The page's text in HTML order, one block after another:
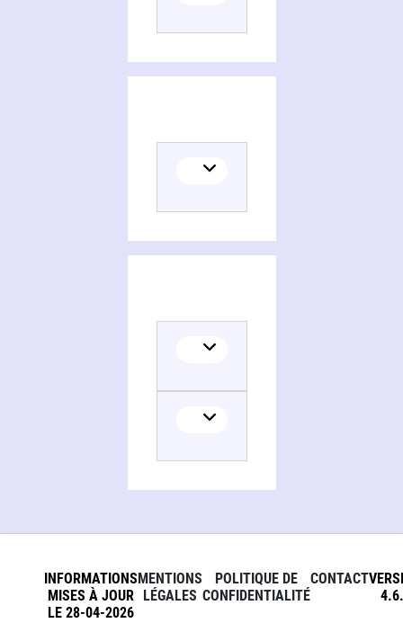
INFORMATIONS
MISES À JOUR
LE 28-04-2026
MENTIONS
LÉGALES
POLITIQUE DE
CONFIDENTIALITÉ
CONTACT